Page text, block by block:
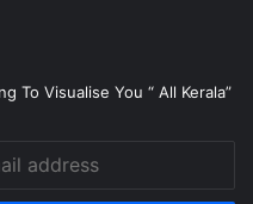
To Visualise You “ All Kerala”